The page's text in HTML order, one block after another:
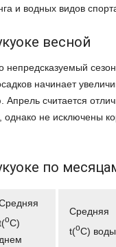
и водных видов
весной
непредсказуемый
начинает
считается
однако не исключены
по
oC)
днем
Средняя
t(oC) воды